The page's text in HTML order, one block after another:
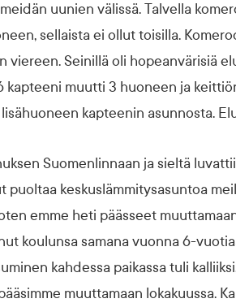
uunien välissä. Talvella
sellaista ei ollut toisilla.
viereen. Seinillä oli hopeanvärisiä
kapteeni muutti 3 huoneen ja
kapteenin asunnosta.
Suomenlinnaan ja sieltä
puoltaa keskuslämmitysasuntoa
emme heti päässeet
koulunsa samana vuonna 6-
kahdessa paikassa tuli
muuttamaan lokakuussa.